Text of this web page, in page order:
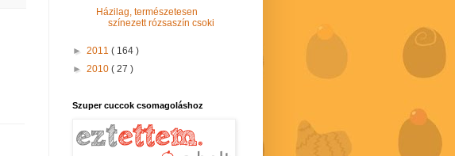
Házilag, természetesen
színezett rózsaszín csoki
► 2011 ( 164 )
► 2010 ( 27 )
Szuper cuccok csomagoláshoz